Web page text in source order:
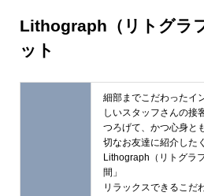
Lithograph（リトグラ
ット
細部までこだわったイ
しいスタッフさんの接
つろげて、かつ心身と
切なお友達に紹介した
Lithograph（リトグラ
間」
リラックスできるこだ